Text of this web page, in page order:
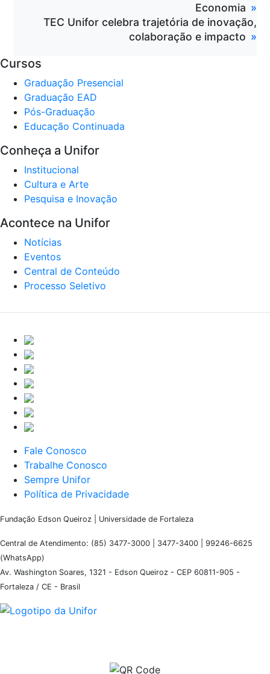
Economia
TEC Unifor celebra trajetória de inovação,
colaboração e impacto
Cursos
Graduação Presencial
Graduação EAD
Pós-Graduação
Educação Continuada
Conheça a Unifor
Institucional
Cultura e Arte
Pesquisa e Inovação
Acontece na Unifor
Notícias
Eventos
Central de Conteúdo
Processo Seletivo
Fale Conosco
Trabalhe Conosco
Sempre Unifor
Política de Privacidade
Fundação Edson Queiroz | Universidade de Fortaleza
Central de Atendimento: (85) 3477-3000 | 3477-3400 | 99246-6625
(WhatsApp)
Av. Washington Soares, 1321 - Edson Queiroz - CEP 60811-905 -
Fortaleza / CE - Brasil